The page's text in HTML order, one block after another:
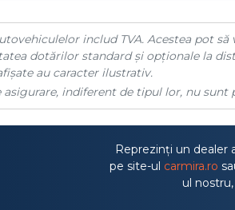
includ TVA. Acestea pot
dotărilor standard și opționale la
au caracter ilustrativ.
asigurare, indiferent de tipul lor, nu sunt
Reprezinți un dealer
pe site-ul carmira.ro
ul